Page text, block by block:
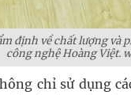
định về chất lượng và
công nghệ Hoàng Việt.
chỉ sử dụng